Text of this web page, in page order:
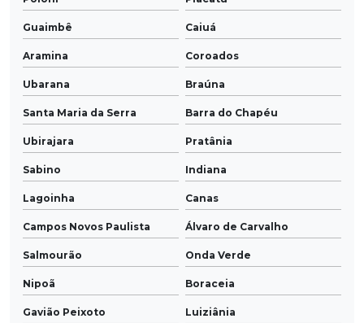
Guaimbê Caiuá
Aramina Coroados
Ubarana Braúna
Santa Maria da Serra Barra do Chapéu
Ubirajara Pratânia
Sabino Indiana
Lagoinha Canas
Campos Novos Paulista Álvaro de Carvalho
Salmourão Onda Verde
Nipoã Boraceia
Gavião Peixoto Luiziânia